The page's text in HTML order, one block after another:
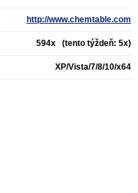
http://www.chemtable.com
594x (tento týždeň: 5x)
XP/Vista/7/8/10/x64